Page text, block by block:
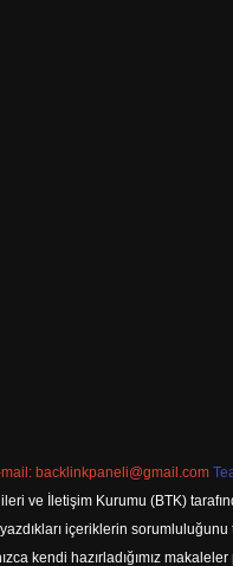
mail: backlinkpaneli@gmail.com
ve İletişim Kurumu (BTK)
içeriklerin
kendi hazırladığımız